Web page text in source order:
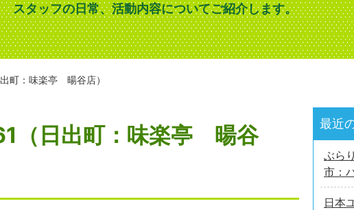
スタッフの日常、活動内容についてご紹介します。
町：味楽亭 暘谷店）
（日出町：味楽亭 暘谷
最近
ぶら
市：
日本